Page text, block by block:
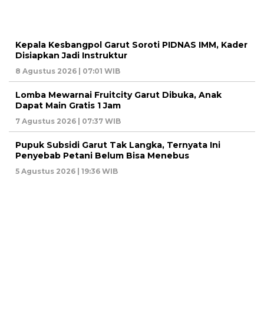
Kepala Kesbangpol Garut Soroti PIDNAS IMM, Kader
Disiapkan Jadi Instruktur
8 Agustus 2026 | 07:01 WIB
Lomba Mewarnai Fruitcity Garut Dibuka, Anak
Dapat Main Gratis 1 Jam
7 Agustus 2026 | 07:37 WIB
Pupuk Subsidi Garut Tak Langka, Ternyata Ini
Penyebab Petani Belum Bisa Menebus
5 Agustus 2026 | 19:36 WIB